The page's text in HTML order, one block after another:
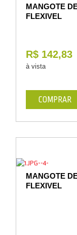
MANGOTE
FLEXIVEL
R$ 142,83
à vista
COMPRAR
MANGOTE
FLEXIVEL